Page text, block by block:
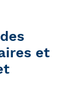
et